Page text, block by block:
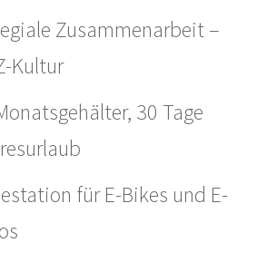
Zusammenarbeit –
Kultur
30 Tage
für E-Bikes und E-